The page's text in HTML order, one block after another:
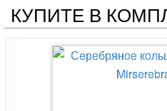
КУПИТЕ В